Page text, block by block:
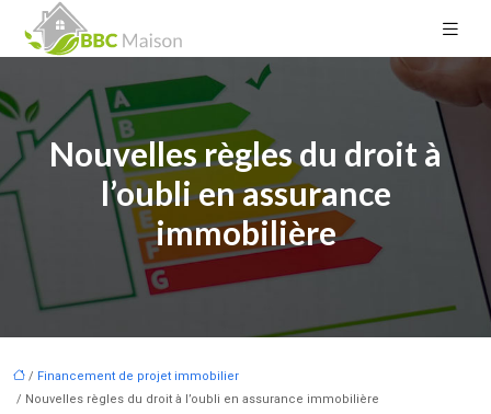
Nouvelles règles du droit à
l’oubli en assurance
immobilière
/ Financement de projet immobilier
/ Nouvelles règles du droit à l’oubli en assurance immobilière